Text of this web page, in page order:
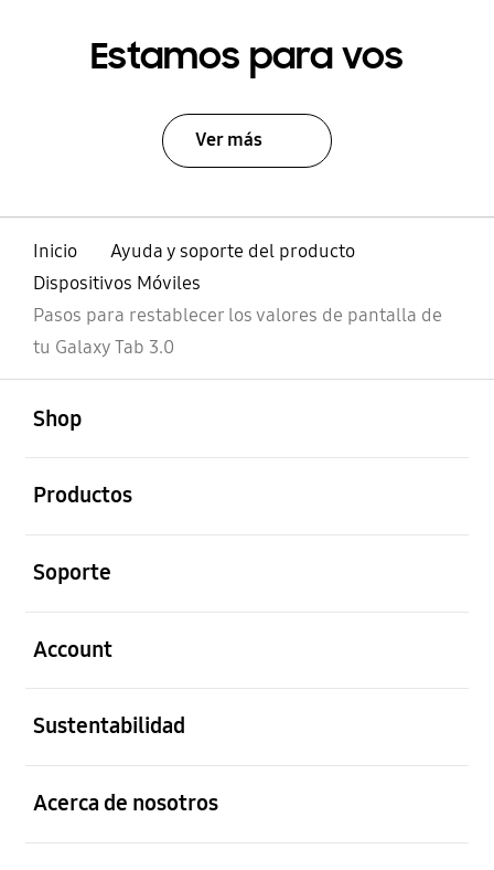
Estamos para vos
Ver más
Inicio
Ayuda y soporte del producto
Dispositivos Móviles
Pasos para restablecer los valores de pantalla de
tu Galaxy Tab 3.0
Shop
Productos
Soporte
Account
Sustentabilidad
Acerca de nosotros